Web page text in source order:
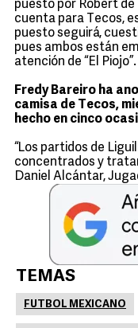
puesto por Robert de
cuenta para Tecos,
puesto seguirá,
pues ambos están
atención de “El Piojo”.
Fredy Bareiro ha
camisa de Tecos,
hecho en cinco
“Los partidos de
concentrados y
Daniel Alcántar,
TEMAS
FUTBOL MEXICANO